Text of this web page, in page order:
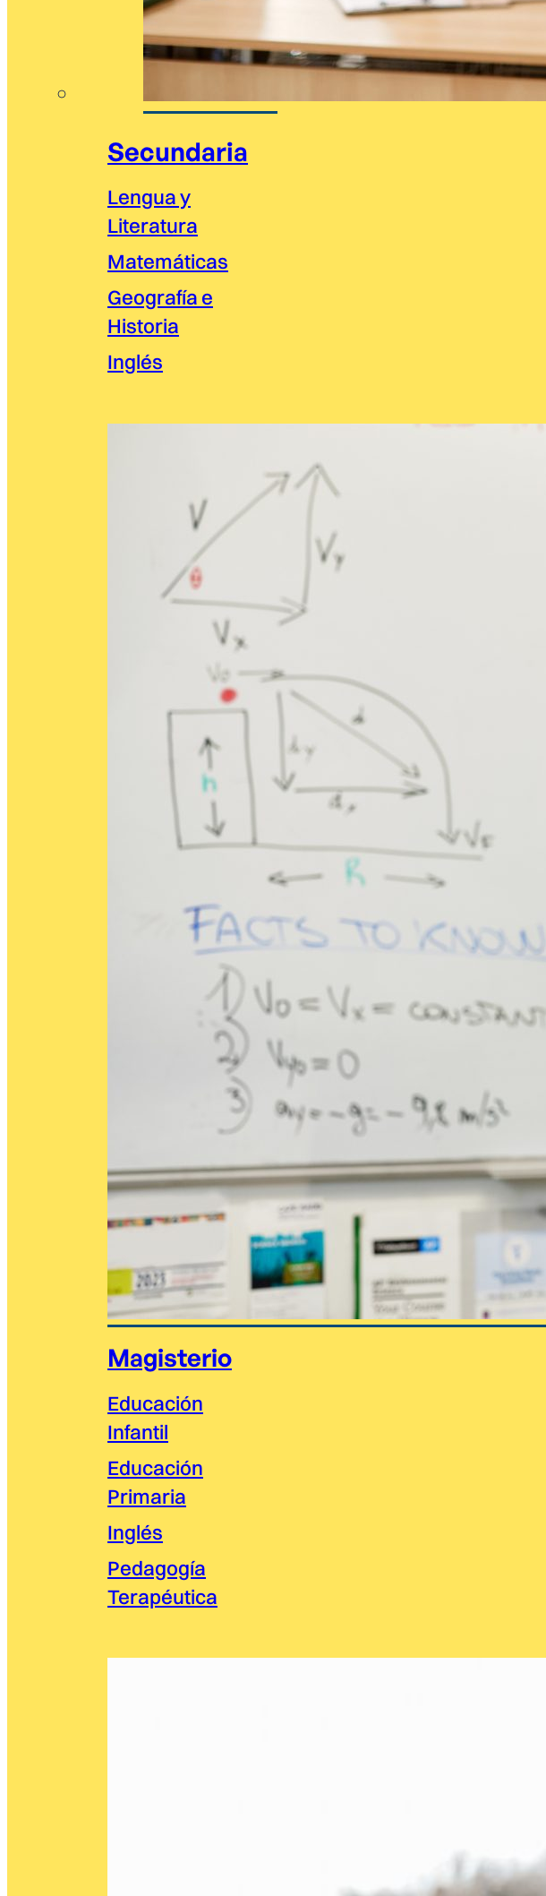
Secundaria
Lengua y
Literatura
Matemáticas
Geografía e
Historia
Inglés
Magisterio
Educación
Infantil
Educación
Primaria
Inglés
Pedagogía
Terapéutica